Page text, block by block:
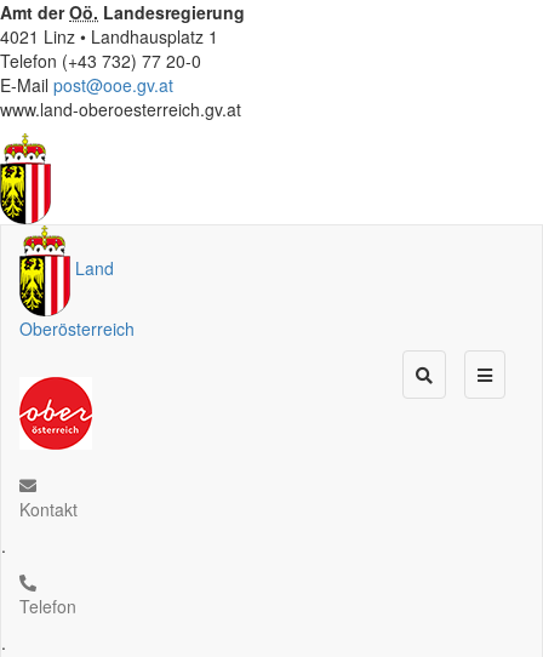
Amt derOö. Landesregierung
4021 Linz • Landhausplatz 1
Telefon (+43 732) 77 20-0
E-Mail post@ooe.gv.at
www.land-oberoesterreich.gv.at
Land
Oberösterreich
Kontakt
.
Telefon
.